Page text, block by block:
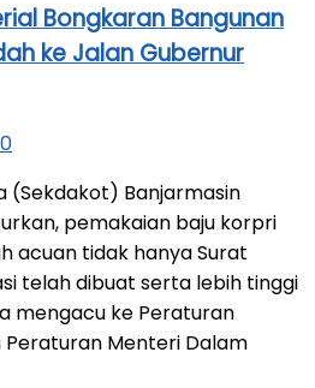
Bongkaran Bangunan
ke Jalan Gubernur
(Sekdakot) Banjarmasin
pemakaian baju korpri
acuan tidak hanya Surat
telah dibuat serta lebih tinggi
mengacu ke Peraturan
Menteri Dalam